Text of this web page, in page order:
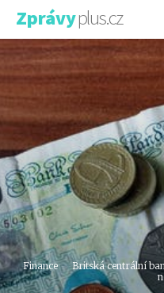
Zprávyplus.cz
Finance
Britská centrální